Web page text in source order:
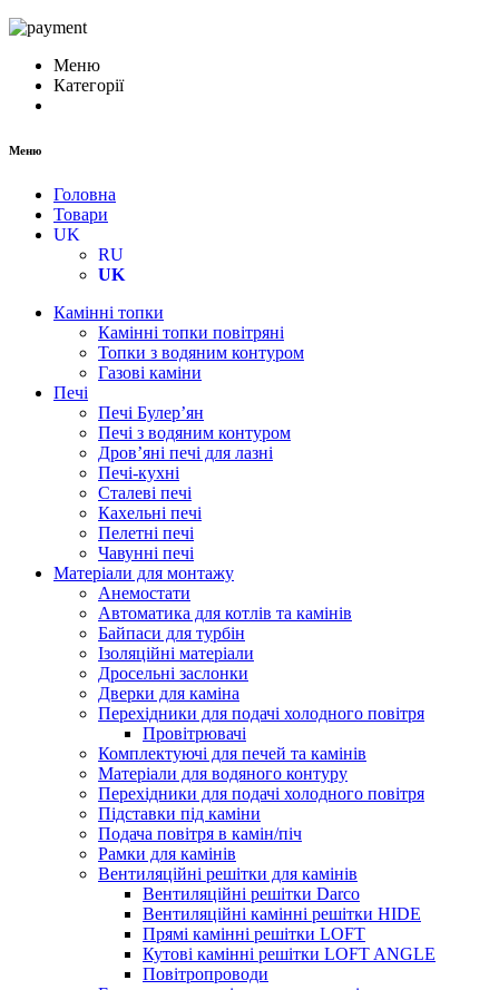
Меню
Категорії
Меню
Головна
Товари
UK
RU
UK
Камінні топки
Камінні топки повітряні
Топки з водяним контуром
Газові каміни
Печі
Печі Булер’ян
Печі з водяним контуром
Дров’яні печі для лазні
Печі-кухні
Сталеві печі
Кахельні печі
Пелетні печі
Чавунні печі
Матеріали для монтажу
Анемостати
Автоматика для котлів та камінів
Байпаси для турбін
Ізоляційні матеріали
Дросельні заслонки
Дверки для каміна
Перехідники для подачі холодного повітря
Провітрювачі
Комплектуючі для печей та камінів
Матеріали для водяного контуру
Перехідники для подачі холодного повітря
Підставки під каміни
Подача повітря в камін/піч
Рамки для камінів
Вентиляційні решітки для камінів
Вентиляційні решітки Darco
Вентиляційні камінні решітки HIDE
Прямі камінні решітки LOFT
Кутові камінні решітки LOFT ANGLE
Повітропроводи